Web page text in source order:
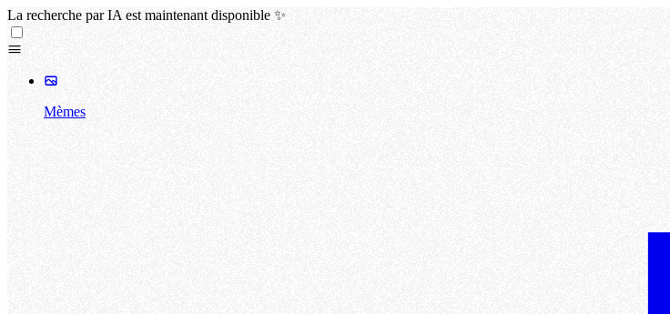
La recherche par IA est maintenant disponible ✨
Mèmes